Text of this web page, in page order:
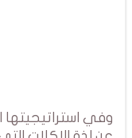
وفي استراتيجيتها